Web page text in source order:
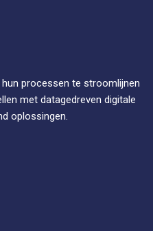
hun processen te stroomlijnen
met datagedreven digitale
oplossingen.